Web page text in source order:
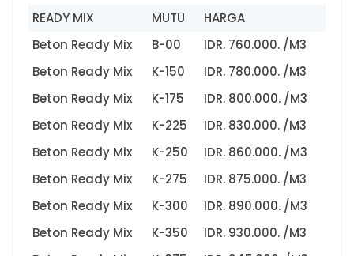
READY MIX MUTU
HARGA
Beton Ready Mix
B-00
IDR. 760.000. /M3
Beton Ready Mix
K-150
IDR. 780.000. /M3
Beton Ready Mix
K-175
IDR. 800.000. /M3
Beton Ready Mix
K-225
IDR. 830.000. /M3
Beton Ready Mix
K-250
IDR. 860.000. /M3
Beton Ready Mix
K-275
IDR. 875.000. /M3
Beton Ready Mix
K-300
IDR. 890.000. /M3
Beton Ready Mix
K-350
IDR. 930.000. /M3